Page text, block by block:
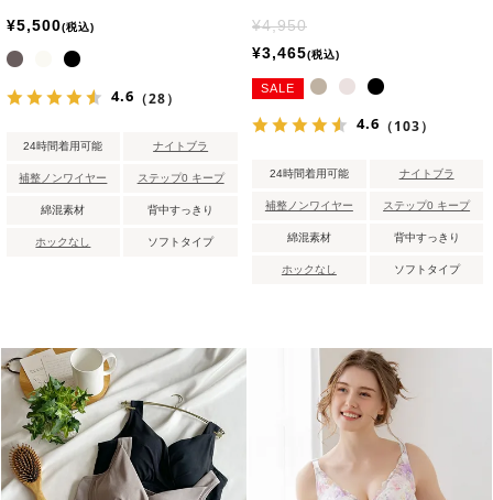
¥5,500 税込
4.6 （28）
24時間着用可能 ナイトブラ
補整ノンワイヤー ステップ0 キープ
綿混素材 背中すっきり
ホックなし ソフトタイプ
¥4,950
¥3,465 税込
SALE
4.6 （103）
24時間着用可能 ナイトブラ
補整ノンワイヤー ステップ0 キープ
綿混素材 背中すっきり
ホックなし ソフトタイプ